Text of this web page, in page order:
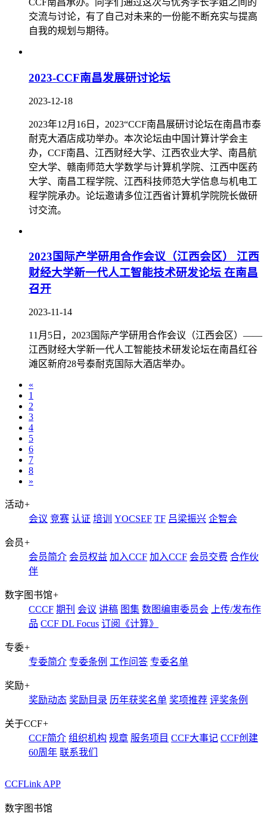
CCF南昌承办。同学们通过这次与优秀学长学姐之间的
交流与讨论，有了自己对未来的一份能不断充实与提高
自我的规划与期待。
2023-CCF南昌发展研讨论坛
2023-12-18
2023年12月16日，2023“CCF南昌展研讨论坛在南昌市泰
耐克大酒店成功举办。本次论坛由中国计算计学会主
办，CCF南昌、江西财经大学、江西农业大学、南昌航
空大学、赣南师范大学数学与计算机学院、江西中医药
大学、南昌工程学院、江西科技师范大学信息与机电工
程学院承办。论坛邀请多位江西省计算机学院院长做研
讨交流。
2023国际产学研用合作会议（江西会区） 江西
财经大学新一代人工智能技术研发论坛 在南昌
召开
2023-11-14
11月5日，2023国际产学研用合作会议（江西会区）——
江西财经大学新一代人工智能技术研发论坛在南昌红谷
滩区新府28号泰耐克国际大酒店举办。
«
1
2
3
4
5
6
7
8
»
活动+
会议 竞赛 认证 培训 YOCSEF TF 吕梁振兴 企智会
会员+
会员简介 会员权益 加入CCF 加入CCF 会员交费 合作伙
伴
数字图书馆+
CCCF 期刊 会议 讲稿 图集 数图编审委员会
上传/发布作
品 CCF DL Focus 订阅《计算》
专委+
专委简介 专委条例 工作问答 专委名单
奖励+
奖励动态 奖励目录 历年获奖名单 奖项推荐 评奖条例
关于CCF+
CCF简介 组织机构 规章 服务项目 CCF大事记 CCF创建
60周年 联系我们
CCFLink APP
数字图书馆